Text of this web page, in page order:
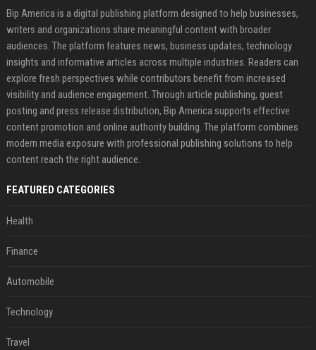
Bip America is a digital publishing platform designed to help businesses,
writers and organizations share meaningful content with broader
audiences. The platform features news, business updates, technology
insights and informative articles across multiple industries. Readers can
explore fresh perspectives while contributors benefit from increased
visibility and audience engagement. Through article publishing, guest
posting and press release distribution, Bip America supports effective
content promotion and online authority building. The platform combines
modern media exposure with professional publishing solutions to help
content reach the right audience.
FEATURED CATEGORIES
Health
Finance
Automobile
Technology
Travel